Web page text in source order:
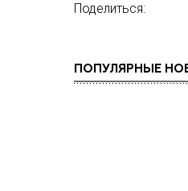
Поделиться:
ПОПУЛЯРНЫЕ